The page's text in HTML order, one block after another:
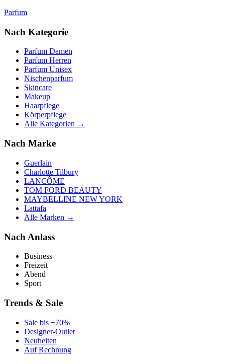
Parfum
Nach Kategorie
Parfum Damen
Parfum Herren
Parfum Unisex
Nischenparfum
Skincare
Makeup
Haarpflege
Körperpflege
Alle Kategorien →
Nach Marke
Guerlain
Charlotte Tilbury
LANCÔME
TOM FORD BEAUTY
MAYBELLINE NEW YORK
Lattafa
Alle Marken →
Nach Anlass
Business
Freizeit
Abend
Sport
Trends & Sale
Sale bis −70%
Designer-Outlet
Neuheiten
Auf Rechnung